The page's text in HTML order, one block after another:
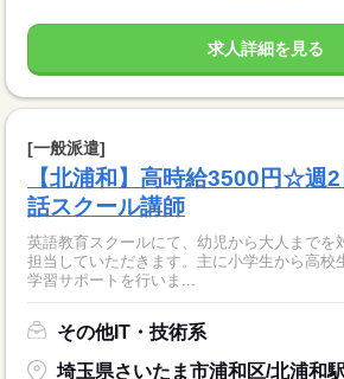
求人詳細を見る
[一般派遣]
【北浦和】高時給3500円☆週
話スクール講師
英語教育スクールにて、幼児から大人までを
担当していただきます。主に小学生から高校
学習サポートを行いま...
その他IT・技術系
埼玉県さいたま市浦和区/北浦和駅